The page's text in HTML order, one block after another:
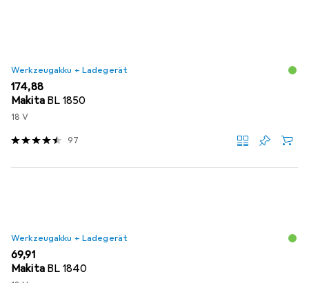
Werkzeugakku + Ladegerät
EUR
174,88
Makita BL 1850
18 V
97
Werkzeugakku + Ladegerät
EUR
69,91
Makita BL 1840